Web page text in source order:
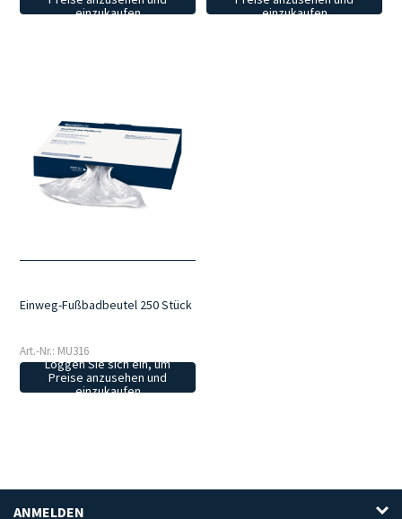
einzukaufen
einzukaufen
Einweg-Fußbadbeutel 250 Stück
Art.-Nr.: MU316
Loggen Sie sich ein, um
Preise anzusehen und
einzukaufen
ANMELDEN